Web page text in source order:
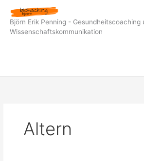
Inhalt
springen
Björn Erik Penning - Gesundheitscoaching
Wissenschaftskommunikation
Altern